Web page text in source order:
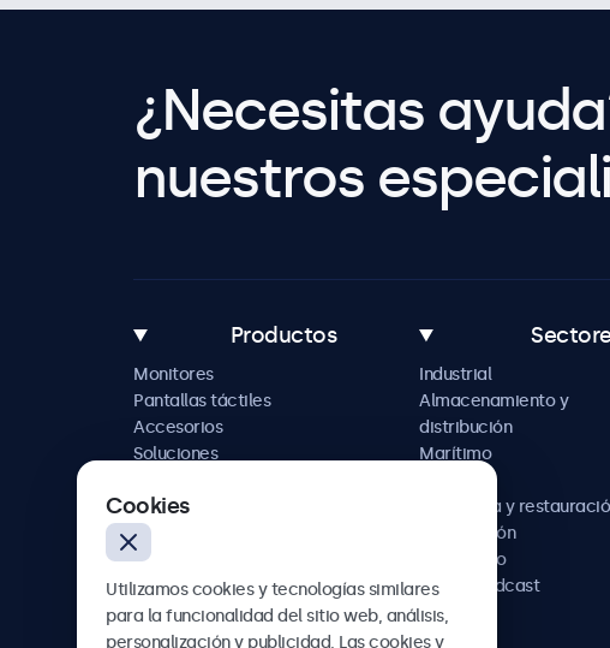
¿Necesitas
nuestros
Productos
Monitores
Pantallas táctiles
Accesorios
Soluciones
Industrial
Almacenamiento y
distribución
Marítimo
Hostelería y
Automoción
Ferroviario
AV y broadcast
Sanidad
Cookies
Utilizamos cookies y tecnologías similares
para la funcionalidad del sitio web, análisis,
personalización y publicidad. Las cookies y